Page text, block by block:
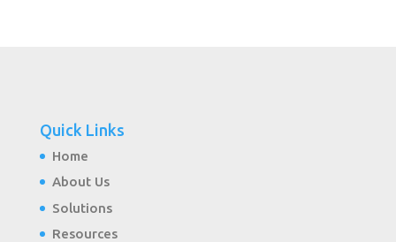
Quick Links
Home
About Us
Solutions
Resources